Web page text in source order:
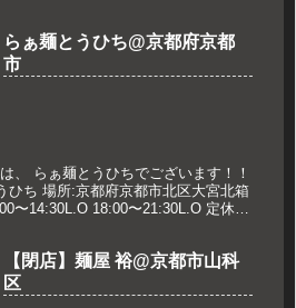
らぁ麺とうひち@京都府京都
市
、 らぁ麺とうひちでございます！！
ひち 場所:京都府京都市北区大宮北箱
〜14:30L.O 18:00〜21:30L.O 定休
【閉店】麺屋 裕@京都市山科
区